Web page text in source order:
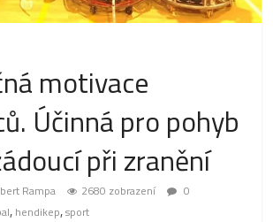
motivace
Účinná pro pohyb
při zranění
Rampa 2680 zobrazení
0
, hendikep,sport